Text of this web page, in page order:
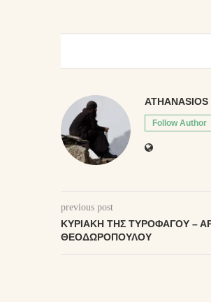
ATHANASIOS
Follow Author
previous post
ΚΥΡΙΑΚΉ ΤΗ͂Σ ΤΥΡΟΦΆΓΟΥ –
ΘΕΟΔΩΡΌΠΟΥΛΟΥ